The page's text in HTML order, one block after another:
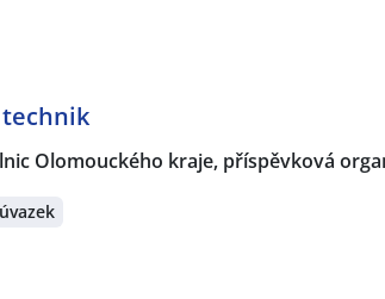
Olomouckého kraje, příspěvková